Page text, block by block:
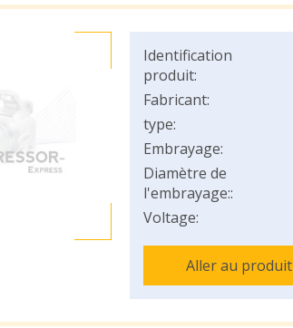
Identification
produit:
Fabricant:
type:
Embrayage:
Diamètre de
l'embrayage::
Voltage:
Aller au produit